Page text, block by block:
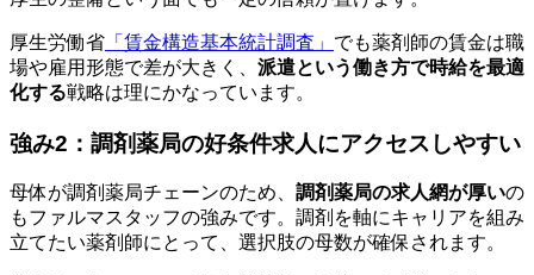
厚生労働省 「賃金構造基本統計調査」 でも薬剤師の賃金は職
場や雇用形態で差が大きく、 派遣という働き方で時給を最適
化する戦略は理にかなっています。
強み2：調剤薬局の好条件求人にアクセスしやすい
母体が調剤薬局チェーンのため、 調剤薬局の求人網が厚いの
もファルマスタッフの強みです。調剤を軸にキャリアを組み
立てたい薬剤師にとって、選択肢の母数が確保されます。